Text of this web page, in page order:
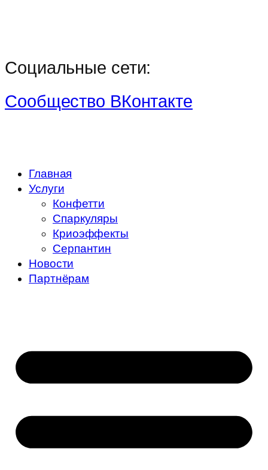
Социальные сети:
Сообщество ВКонтакте
Главная
Услуги
Конфетти
Спаркуляры
Криоэффекты
Серпантин
Новости
Партнёрам